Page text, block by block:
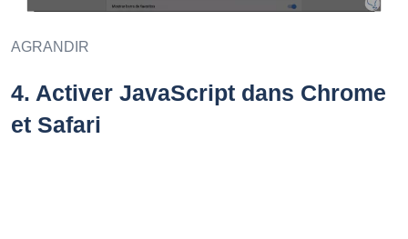
AGRANDIR
4. Activer JavaScript dans Chrome
et Safari